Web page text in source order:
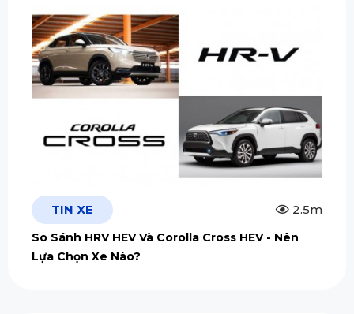
TIN XE 2.5m
So Sánh HRV HEV Và Corolla Cross HEV - Nên
Lựa Chọn Xe Nào?